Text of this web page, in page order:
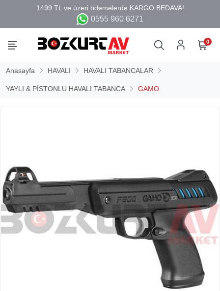
0555 960 6271
0
Anasayfa HAVALI HAVALI TABANCALAR
YAYLI & PİSTONLU HAVALI TABANCA GAMO